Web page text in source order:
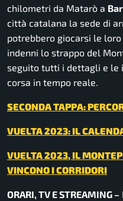
chilometri da Matarò a
città catalana la sede di
potrebbero giocarsi le
indenni lo strappo del
seguito tutti i dettagli e le
corsa in tempo reale.
SECONDA TAPPA:
VUELTA 2023: IL
VUELTA 2023, IL
VINCONO I CORRIDORI
ORARI, TV E STREAMING –